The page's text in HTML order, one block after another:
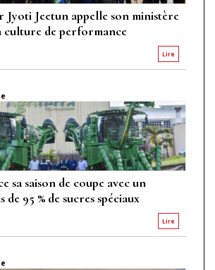
Jyoti Jeetun appelle son ministère
culture de performance
Lire
sa saison de coupe avec un
95 % de sucres spéciaux
Lire